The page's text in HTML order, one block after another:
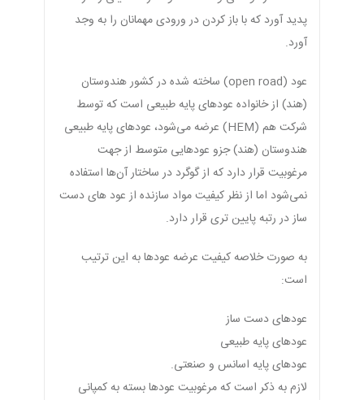
پدید آورد که با باز کردن در ورودی مهمانان را به وجد
آورد.
عود (open road) ساخته شده در کشور هندوستان
(هند) از خانواده عودهای پایه طبیعی است که توسط
شرکت هم (HEM) عرضه می‌شود، عودهای پایه طبیعی
هندوستان (هند) جزو عودهایی متوسط از جهت
مرغوبیت قرار دارد که از گوگرد در ساختار آن‌ها استفاده
نمی‌شود اما از نظر کیفیت مواد سازنده از عود های دست
ساز در رتبه پایین تری قرار دارد.
به صورت خلاصه کیفیت عرضه عودها به این ترتیب
است:
عودهای دست ساز
عودهای پایه طبیعی
عودهای پایه اسانس و صنعتی.
لازم به ذکر است که مرغوبیت عودها بسته به کمپانی